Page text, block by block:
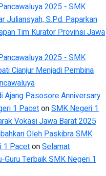
2025 - SMK
Juliansyah, S.Pd. Paparkan
Tim Kurator Provinsi Jawa
2025 - SMK
Cianjur Menjadi Pembina
Ajang Pasosore Anniversary
1 PacetonSMK Negeri 1
Vokasi Jawa Barat 2025
Oleh Paskibra SMK
1 PacetonSelamat
Guru Terbaik SMK Negeri 1